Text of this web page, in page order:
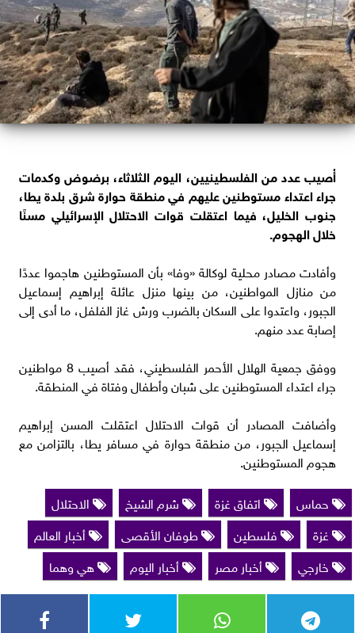
أُصيب عدد من الفلسطينيين، اليوم الثلاثاء، برضوض وكدمات
جراء اعتداء مستوطنين عليهم في منطقة حوارة شرق بلدة يطا،
جنوب الخليل، فيما اعتقلت قوات الاحتلال الإسرائيلي مسنًا
خلال الهجوم.
وأفادت مصادر محلية لوكالة «وفا» بأن المستوطنين هاجموا عددًا
من منازل المواطنين، من بينها منزل عائلة إبراهيم إسماعيل
الجبور، واعتدوا على السكان بالضرب ورش غاز الفلفل، ما أدى إلى
إصابة عدد منهم.
ووفق جمعية الهلال الأحمر الفلسطيني، فقد أصيب 8 مواطنين
جراء اعتداء المستوطنين على شبان وأطفال وفتاة في المنطقة.
وأضافت المصادر أن قوات الاحتلال اعتقلت المسن إبراهيم
إسماعيل الجبور، من منطقة حوارة في مسافر يطا، بالتزامن مع
هجوم المستوطنين.
حماس
اتفاق غزة شرم الشيخ
الاحتلال
غزة
فلسطين طوفان الأقصى
أخبار العالم
خارجي
أخبار مصر أخبار اليوم هي وهما